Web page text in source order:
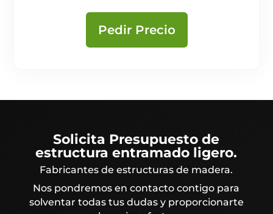
Pedir Precio
Solicita Presupuesto de
estructura entramado ligero.
Fabricantes de estructuras de madera.
Nos pondremos en contacto contigo para
solventar todas tus dudas y proporcionarte